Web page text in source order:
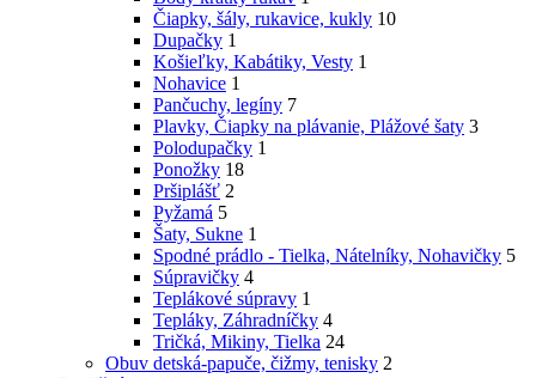
Čiapky, šály, rukavice, kukly 10
Dupačky 1
Košieľky, Kabátiky, Vesty 1
Nohavice 1
Pančuchy, legíny 7
Plavky, Čiapky na plávanie, Plážové šaty 3
Polodupačky 1
Ponožky 18
Pršiplášť 2
Pyžamá 5
Šaty, Sukne 1
Spodné prádlo - Tielka, Nátelníky, Nohavičky 5
Súpravičky 4
Teplákové súpravy 1
Tepláky, Záhradníčky 4
Tričká, Mikiny, Tielka 24
Obuv detská-papuče, čižmy, tenisky 2